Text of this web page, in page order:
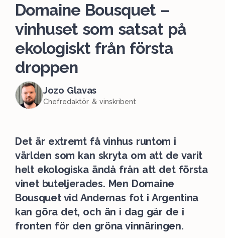
Domaine Bousquet –
vinhuset som satsat på
ekologiskt från första
droppen
Jozo Glavas
Chefredaktör & vinskribent
Det är extremt få vinhus runtom i
världen som kan skryta om att de varit
helt ekologiska ändå från att det första
vinet buteljerades. Men Domaine
Bousquet vid Andernas fot i Argentina
kan göra det, och än i dag går de i
fronten för den gröna vinnäringen.